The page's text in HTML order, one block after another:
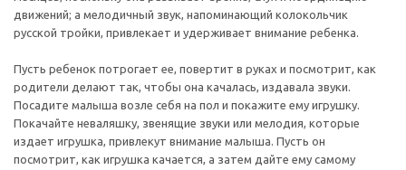
движений; а мелодичный звук, напоминающий колокольчик
русской тройки, привлекает и удерживает внимание ребенка.
Пусть ребенок потрогает ее, повертит в руках и посмотрит, как
родители делают так, чтобы она качалась, издавала звуки.
Посадите малыша возле себя на пол и покажите ему игрушку.
Покачайте неваляшку, звенящие звуки или мелодия, которые
издает игрушка, привлекут внимание малыша. Пусть он
посмотрит, как игрушка качается, а затем дайте ему самому